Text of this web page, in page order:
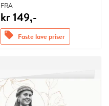
FRA
kr 149,-
offers Faste lave priser